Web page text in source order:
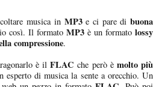
musica in MP3e ci pare di buona
così. Il formato MP3 è un formato lossy
compressione.
è il FLAC che però è molto più
esperto di musica la sente a orecchio. Un